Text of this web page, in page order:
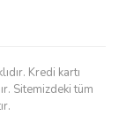
Kredi kartı
Sitemizdeki tüm